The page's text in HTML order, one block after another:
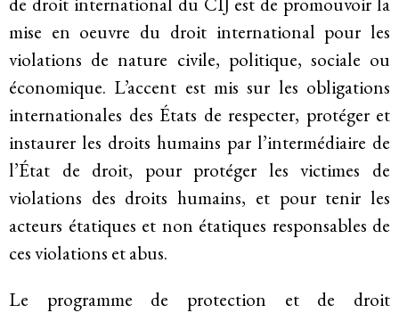
Analyse commune
Rapports annuels
Emplois
Donateurs
Contact
Membres
mise en oeuvre du droit international pour les
violations de nature civile, politique, sociale ou
économique. L’accent est mis sur les obligations
internationales des États de respecter, protéger et
instaurer les droits humains par l’intermédiaire de
l’État de droit, pour protéger les victimes de
violations des droits humains, et pour tenir les
acteurs étatiques et non étatiques responsables de
ces violations et abus.
Le programme de protection et de droit